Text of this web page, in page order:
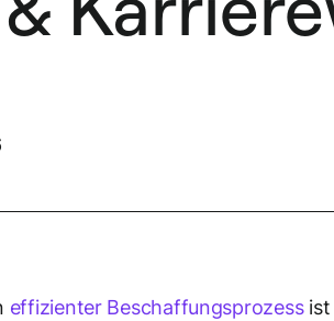
effizienter Beschaffungsprozessist